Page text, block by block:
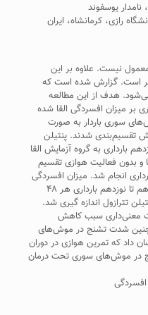
یوسفوند
رازی، کرمانشاه، ایران
نیست. علاوه بر این
است. گزارش شده است که
هدف از این مطالعه
بر میزان افسردگی القا شده
سوری باردار به صورت
تقسیم‌بندی شدند. پنتیلن
بارداری به گروه آزمایش القا
بدون فعالیت هوازی تقسیم
انجام شد. میزان افسردگی
موش‌های باردار در فاصله روزهای چهاردهم تا نوزدهم بارداری هر ۴۸
تترازول اندازه گیری شد.
معنی‌داری سبب کاهش
شدت تشنج در موش‌های
داد که تمرین هوازی در دوران
در موش‌های سوری تحت درمان
افسردگی